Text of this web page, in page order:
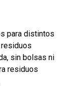
para distintos
sin bolsas ni
residuos